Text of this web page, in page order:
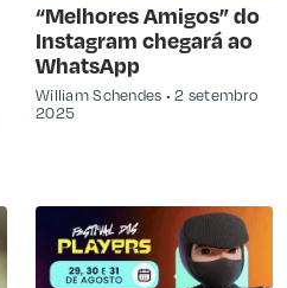
“Melhores Amigos” do
Instagram chegará ao
WhatsApp
William Schendes
2 setembro
2025